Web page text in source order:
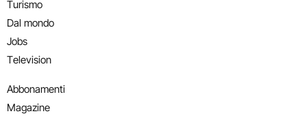
Turismo
Dal mondo
Jobs
Television
Abbonamenti
Magazine